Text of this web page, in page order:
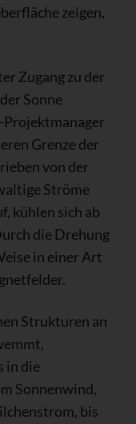
zeigen,
Zugang zu der
Sonne
Projektmanager
Grenze der
von der
Ströme
kühlen sich ab
die Drehung
in einer Art
Strukturen an
in die
Sonnenwind,
bis